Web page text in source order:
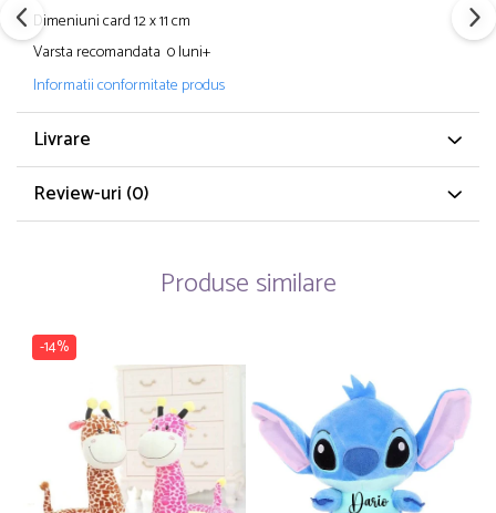
Dimeniuni card 12 x 11 cm
Varsta recomandata 0 luni+
Informatii conformitate produs
Livrare
Review-uri (0)
Produse similare
-14%